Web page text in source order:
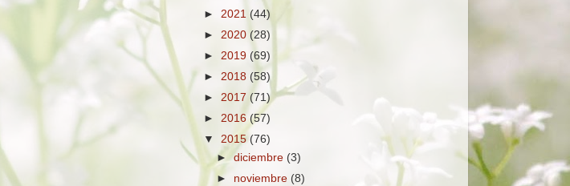
► 2021 (44)
► 2020 (28)
► 2019 (69)
► 2018 (58)
► 2017 (71)
► 2016 (57)
▼ 2015 (76)
►diciembre (3)
► noviembre (8)